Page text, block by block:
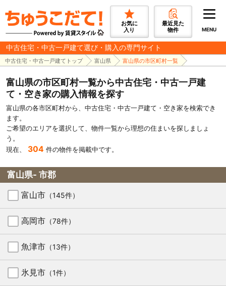
お気に
入り
最近見た
物件
MENU
中古住宅・中古一戸建て選び・購入の専門サイト
中古住宅・中古一戸建てトップ 富山県 富山県の市区町村一覧
富山県の市区町村一覧から中古住宅・中古一戸建
て・空き家の購入情報を探す
富山県の各市区町村から、中古住宅・中古一戸建て・空き家を検索でき
ます。
ご希望のエリアを選択して、物件一覧から理想の住まいを探しましょ
う。
現在、 304 件の物件を掲載中です。
富山県- 市郡
富山市 （145件）
高岡市 （78件）
魚津市 （13件）
氷見市 （1件）